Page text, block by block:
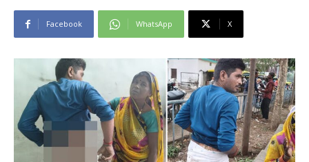
Facebook WhatsApp X